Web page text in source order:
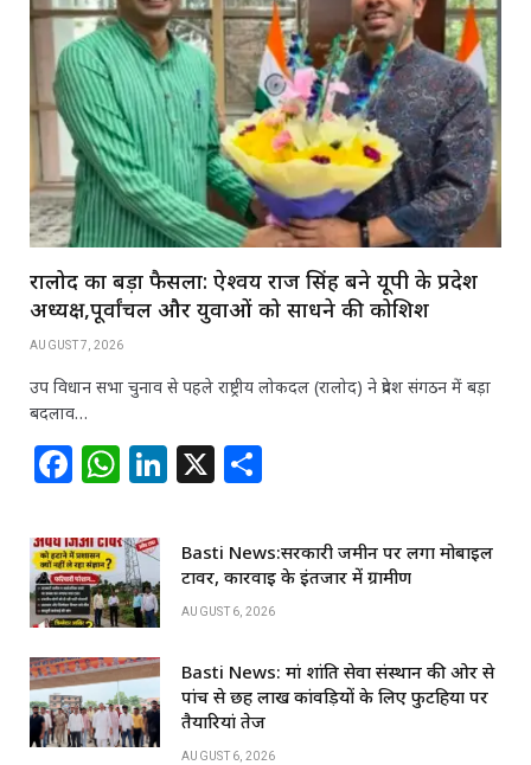
रालोद का बड़ा फैसला: ऐश्वर्य राज सिंह बने यूपी के प्रदेश
अध्यक्ष,पूर्वांचल और युवाओं को साधने की कोशिश
AUGUST 7, 2026
उप विधान सभा चुनाव से पहले राष्ट्रीय लोकदल (रालोद) ने प्रदेश संगठन में बड़ा
बदलाव…
F
c
e
b
o
o
k
W
at
s
A
p
p
Li
k
e
dI
n
X
ar
e
Basti News:सरकारी जमीन पर लगा मोबाइल
टावर, कार्रवाई के इंतजार में ग्रामीण
AUGUST 6, 2026
Basti News: मां शांति सेवा संस्थान की ओर से
पांच से छह लाख कांवड़ियों के लिए फुटहिया पर
तैयारियां तेज
AUGUST 6, 2026